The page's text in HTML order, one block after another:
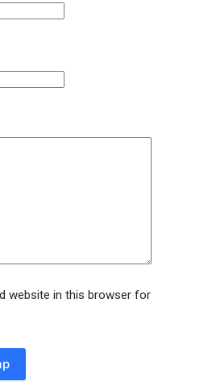
website in this browser for